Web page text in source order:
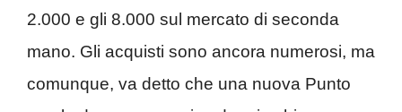
2.000 e gli 8.000 sul mercato di seconda
mano. Gli acquisti sono ancora numerosi, ma
comunque, va detto che una nuova Punto